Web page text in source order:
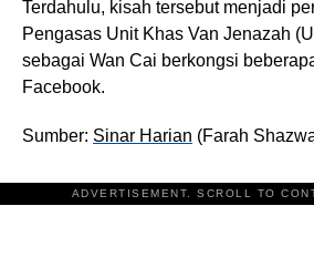
Terdahulu, kisah tersebut menjadi
Pengasas Unit Khas Van Jenazah
sebagai Wan Cai berkongsi
Facebook.
Sumber: Sinar Harian (Farah
ADVERTISEMENT. SCROLL TO